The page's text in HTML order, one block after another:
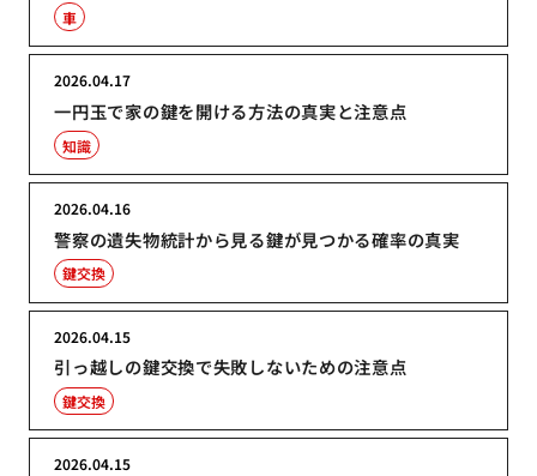
車
一円玉で家の鍵を開ける方法の真実と注意点
2026.04.17
知識
警察の遺失物統計から見る鍵が見つかる確率の真実
2026.04.16
鍵交換
引っ越しの鍵交換で失敗しないための注意点
2026.04.15
鍵交換
2026.04.15